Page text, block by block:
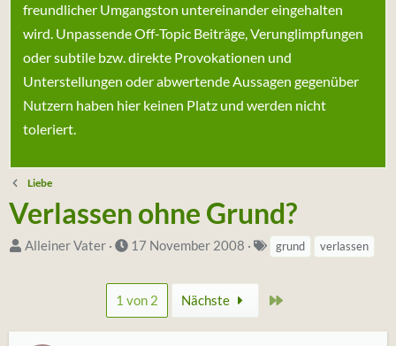
freundlicher Umgangston untereinander eingehalten
wird. Unpassende Off-Topic Beiträge, Verunglimpfungen
oder subtile bzw. direkte Provokationen und
Unterstellungen oder abwertende Aussagen gegenüber
Nutzern haben hier keinen Platz und werden nicht
toleriert.
Liebe
Verlassen ohne Grund?
S
t
Alleiner Vater
D
t
u
m
17 November 2008
c
h
grund verlassen
1 von 2 Nächste